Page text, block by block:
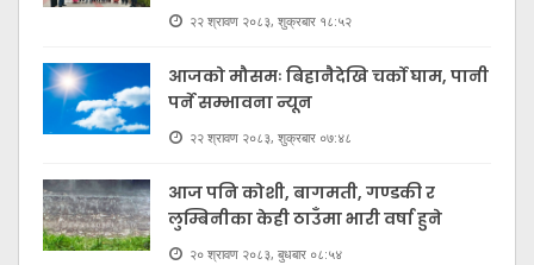
२२ श्रावण २०८३, शुक्रबार १८:५२
आजको मौसमः बिहानैदेखि चर्को घाम, पानी
पर्ने सम्भावना न्यून
२२ श्रावण २०८३, शुक्रबार ०७:४८
आज पनि कोशी, बागमती, गण्डकी र
लुम्बिनीका केही ठाउँमा भारी वर्षा हुने
२० श्रावण २०८३, बुधबार ०८:५४